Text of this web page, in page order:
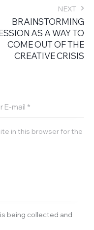
NEXT
BRAINSTORMING
AS A WAY TO
COME OUT OF THE
CREATIVE CRISIS
in this browser for the
being collected and